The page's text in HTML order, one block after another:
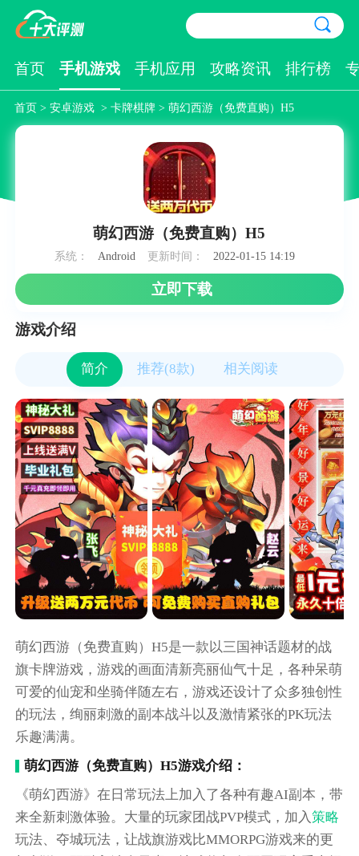
首页 手机游戏 手机应用 攻略资讯 排行榜
首页> 安卓游戏 > 卡牌棋牌> 萌幻西游（免费直购）H5
萌幻西游（免费直购）H5
系统： Android 更新时间： 2022-01-15 14:19
立即下载
游戏介绍
简介 推荐(8款) 相关阅读
萌幻西游（免费直购）H5是一款以三国神话题材的战
旗卡牌游戏，游戏的画面清新亮丽仙气十足，各种呆萌
可爱的仙宠和坐骑伴随左右，游戏还设计了众多独创性
的玩法，绚丽刺激的副本战斗以及激情紧张的PK玩法
乐趣满满。
萌幻西游（免费直购）H5游戏介绍：
《萌幻西游》在日常玩法上加入了各种有趣AI副本，带
来全新刺激体验。大量的玩家团战PVP模式，加入策略
玩法、夺城玩法，让战旗游戏比MMORPG游戏来的更